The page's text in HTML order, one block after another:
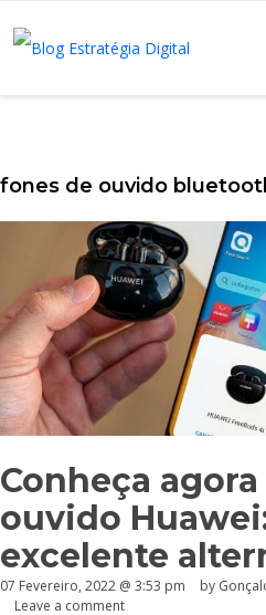
fones de ouvido
Conheça
ouvido
excelente
07 Fevereiro, 2022 @ 3:53 pm by
Leave a comment